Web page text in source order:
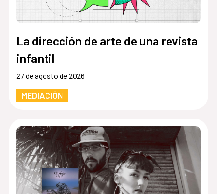
La dirección de arte de una revista
infantil
27 de agosto de 2026
MEDIACIÓN